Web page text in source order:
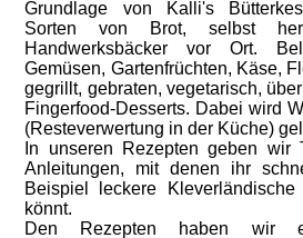
Grundlage von Kalli's
Sorten von Brot, selbst
Handwerksbäcker vor Ort.
Gemüsen, Gartenfrüchten, Käse,
gegrillt, gebraten, vegetarisch,
Fingerfood-Desserts. Dabei wird
(Resteverwertung in der Küche)
In unseren Rezepten geben wir
Anleitungen, mit denen ihr
Beispiel leckere Kleverländische
könnt.
Den Rezepten haben wir